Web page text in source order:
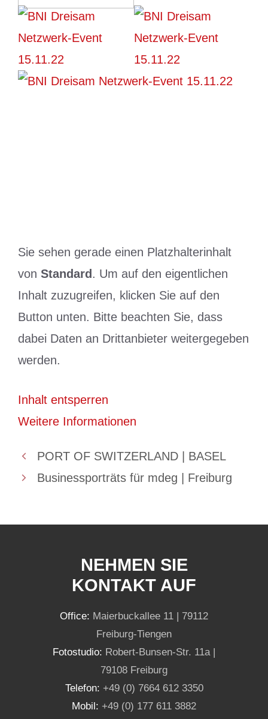
Sie sehen gerade einen Platzhalterinhalt
von Standard . Um auf den eigentlichen
Inhalt zuzugreifen, klicken Sie auf den
Button unten. Bitte beachten Sie, dass
dabei Daten an Drittanbieter weitergegeben
werden.
Inhalt entsperren
Weitere Informationen
PORT OF SWITZERLAND | BASEL
Businessporträts für mdeg | Freiburg
NEHMEN SIE
KONTAKT AUF
Office: Maierbuckallee 11 | 79112
Freiburg-Tiengen
Fotostudio: Robert-Bunsen-Str. 11a |
79108 Freiburg
Telefon: +49 (0) 7664 612 3350
Mobil: +49 (0) 177 611 3882